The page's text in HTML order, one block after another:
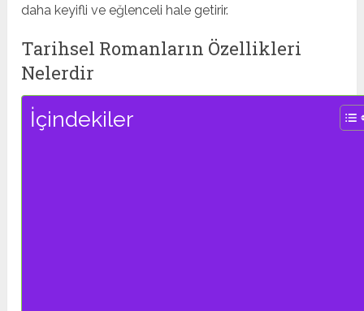
daha keyifli ve eğlenceli hale getirir.
Tarihsel Romanların Özellikleri
Nelerdir
İçindekiler